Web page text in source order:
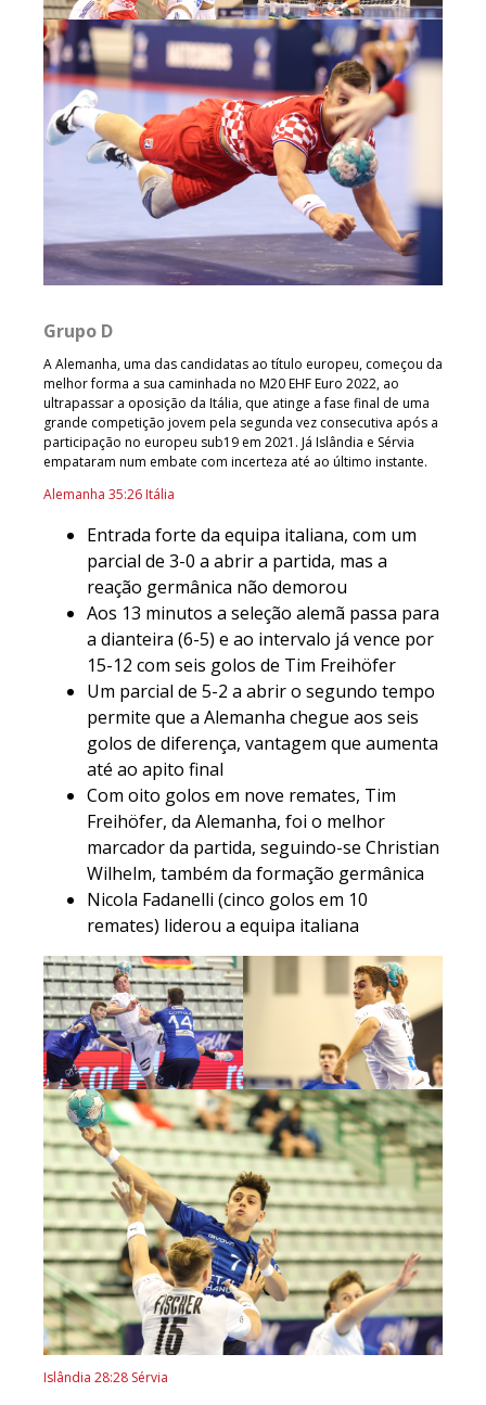
Grupo D
A Alemanha, uma das candidatas ao título europeu, começou da
melhor forma a sua caminhada no M20 EHF Euro 2022, ao
ultrapassar a oposição da Itália, que atinge a fase final de uma
grande competição jovem pela segunda vez consecutiva após a
participação no europeu sub19 em 2021. Já Islândia e Sérvia
empataram num embate com incerteza até ao último instante.
Alemanha 35:26 Itália
Entrada forte da equipa italiana, com um
parcial de 3-0 a abrir a partida, mas a
reação germânica não demorou
Aos 13 minutos a seleção alemã passa para
a dianteira (6-5) e ao intervalo já vence por
15-12 com seis golos de Tim Freihöfer
Um parcial de 5-2 a abrir o segundo tempo
permite que a Alemanha chegue aos seis
golos de diferença, vantagem que aumenta
até ao apito final
Com oito golos em nove remates, Tim
Freihöfer, da Alemanha, foi o melhor
marcador da partida, seguindo-se Christian
Wilhelm, também da formação germânica
Nicola Fadanelli (cinco golos em 10
remates) liderou a equipa italiana
Islândia 28:28 Sérvia